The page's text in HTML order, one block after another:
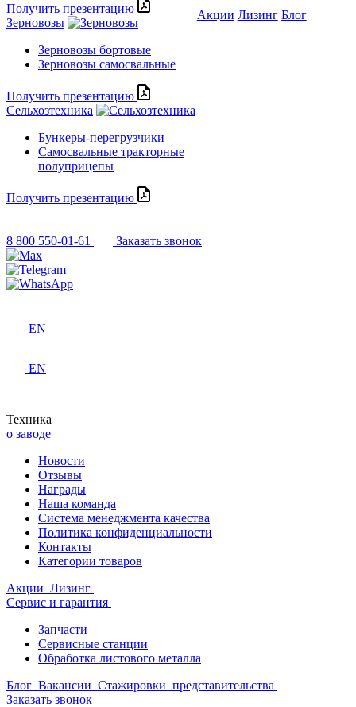
Получить презентацию
Зерновозы
Зерновозы бортовые
Зерновозы самосвальные
Получить презентацию
Сельхозтехника
Бункеры-перегрузчики
Самосвальные тракторные
полуприцепы
Получить презентацию
Акции Лизинг Блог
8 800 550-01-61 Заказать звонок
EN
EN
Техника
о заводе
Новости
Отзывы
Награды
Наша команда
Система менеджмента качества
Политика конфиденциальности
Контакты
Категории товаров
Акции Лизинг
Сервис и гарантия
Запчасти
Сервисные станции
Обработка листового металла
Блог Вакансии Стажировки представительства
Заказать звонок